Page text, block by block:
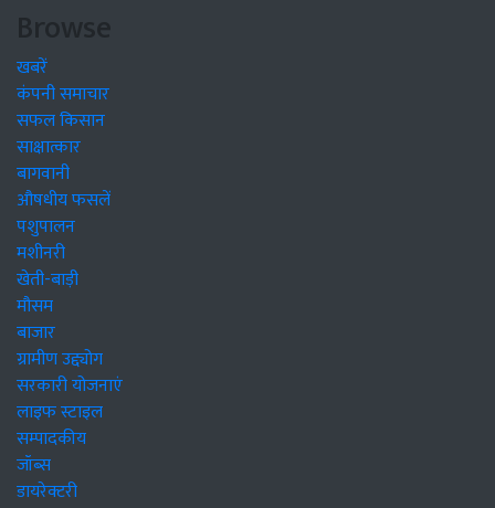
Browse
खबरें
कंपनी समाचार
सफल किसान
साक्षात्कार
बागवानी
औषधीय फसलें
पशुपालन
मशीनरी
खेती-बाड़ी
मौसम
बाजार
ग्रामीण उद्द्योग
सरकारी योजनाएं
लाइफ स्टाइल
सम्पादकीय
जॉब्स
डायरेक्टरी